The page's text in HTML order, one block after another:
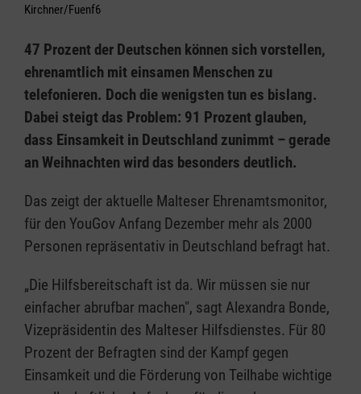
Kirchner/Fuenf6
47 Prozent der Deutschen können sich vorstellen,
ehrenamtlich mit einsamen Menschen zu
telefonieren. Doch die wenigsten tun es bislang.
Dabei steigt das Problem: 91 Prozent glauben,
dass Einsamkeit in Deutschland zunimmt – gerade
an Weihnachten wird das besonders deutlich.
Das zeigt der aktuelle Malteser Ehrenamtsmonitor,
für den YouGov Anfang Dezember mehr als 2000
Personen repräsentativ in Deutschland befragt hat.
„Die Hilfsbereitschaft ist da. Wir müssen sie nur
einfacher abrufbar machen", sagt Alexandra Bonde,
Vizepräsidentin des Malteser Hilfsdienstes. Für 80
Prozent der Befragten sind der Kampf gegen
Einsamkeit und die Förderung von Teilhabe wichtige